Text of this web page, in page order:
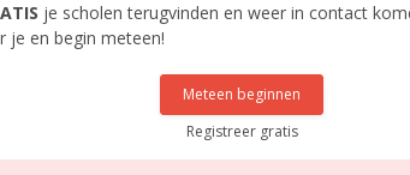
je scholen terugvinden en weer in contact
je en begin meteen!
Meteen beginnen
Registreer gratis